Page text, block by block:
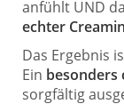
anfühlt UND
echter
Das Ergebnis
Ein besonders
sorgfältig